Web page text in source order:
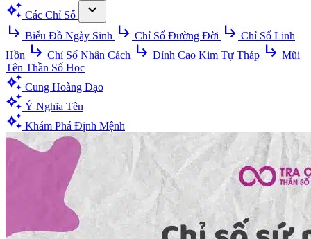
auto_awesome Các Chỉ Số
expand_more
subdirectory_arrow_right Biểu Đồ Ngày Sinh subdirectory_arrow_right Chỉ Số Đường Đời subdirectory_arrow_right Chỉ Số Linh
Hồn subdirectory_arrow_right Chỉ Số Nhân Cách subdirectory_arrow_right Đỉnh Cao Kim Tự Tháp subdirectory_arrow_right Mũi
Tên Thần Số Học
auto_awesome Cung Hoàng Đạo
auto_awesome Ý Nghĩa Tên
auto_awesome Khám Phá Định Mệnh